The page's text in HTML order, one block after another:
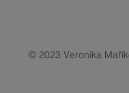
© 2023 Veronika